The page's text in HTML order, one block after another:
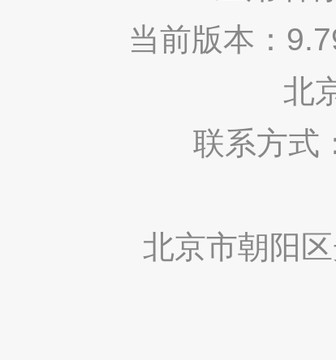
当前版本：
北
联系方式
北京市朝阳